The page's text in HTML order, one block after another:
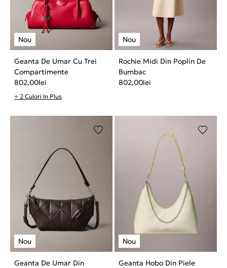
Geanta De Umar Cu Trei
Compartimente
802,00lei
+ 2 Culori In Plus
Rochie Midi Din Poplin De
Bumbac
802,00lei
Geanta De Umar Din Geanta Hobo Din Piele